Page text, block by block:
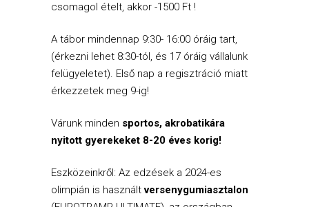
csomagol ételt, akkor -1500 Ft !
A tábor mindennap 9:30- 16:00 óráig tart,
(érkezni lehet 8:30-tól, és 17 óráig vállalunk
felügyeletet). Első nap a regisztráció miatt
érkezzetek meg 9-ig!
Várunk minden sportos, akrobatikára
nyitott gyerekeket 8-20 éves korig!
Eszközeinkről: Az edzések a 2024-es
olimpián is használtversenygumiasztalon